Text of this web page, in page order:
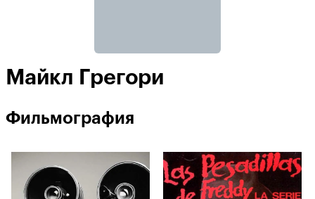
Майкл Грегори
Фильмография